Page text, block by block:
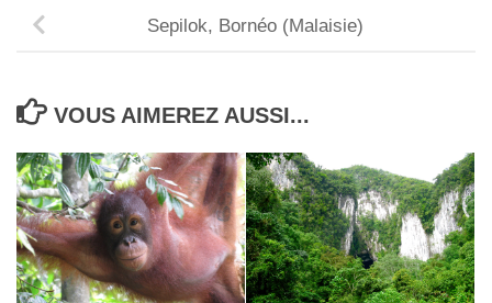
Sepilok, Bornéo (Malaisie)
VOUS AIMEREZ AUSSI...